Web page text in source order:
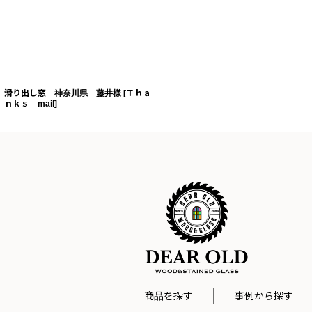
滑り出し窓 神奈川県 藤井様 [Ｔｈａ
ｎｋｓ mail ]
商品を探す 事例から探す